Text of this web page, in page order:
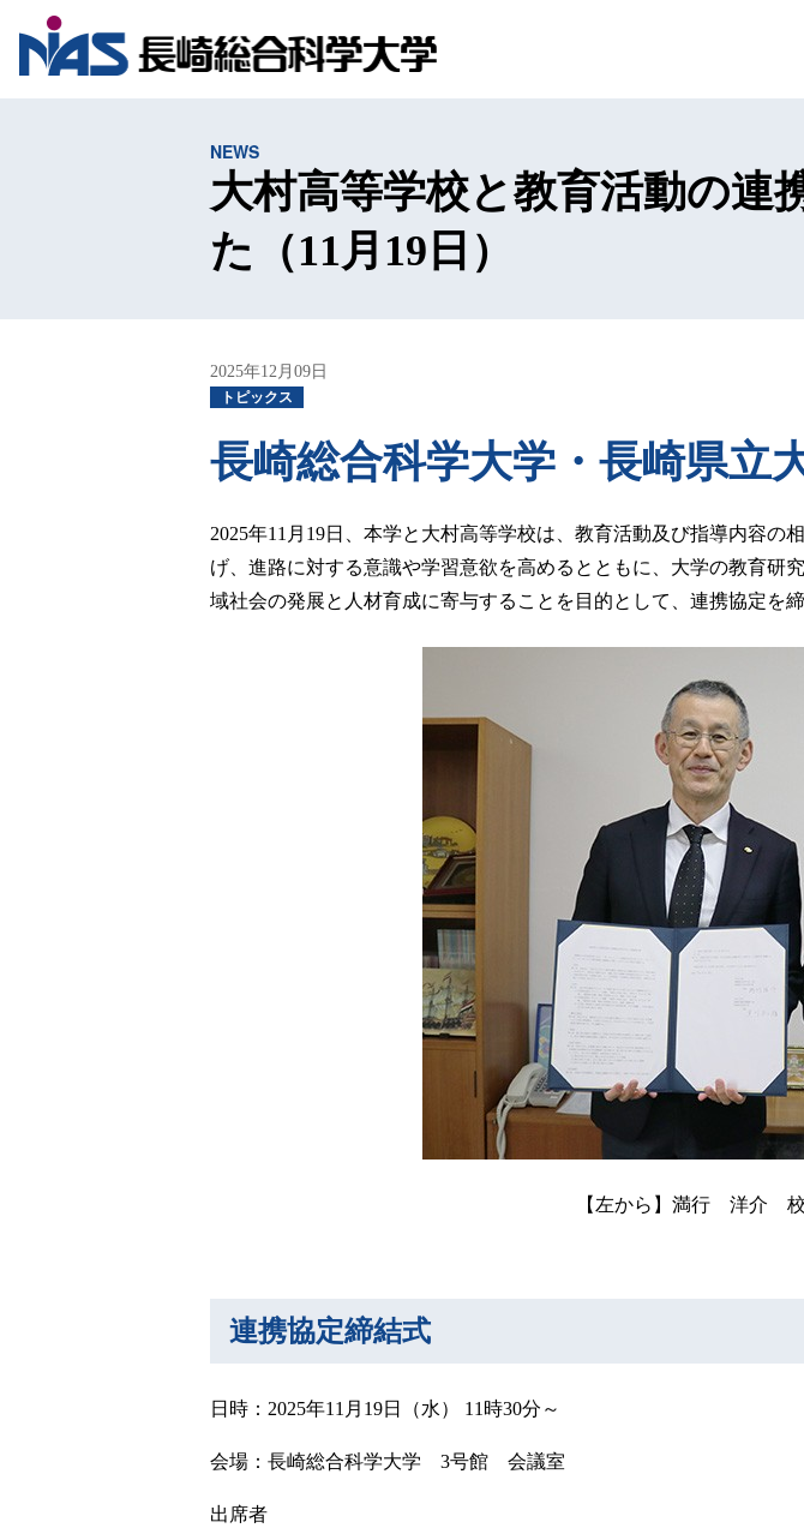
NEWS
大村高等学校と教育活動の連
た（11月19日）
2025年12月09日
トピックス
長崎総合科学大学・長崎県
2025年11月19日、本学と大村高等学校は、教育活動及び指導内容
げ、進路に対する意識や学習意欲を高めるとともに、大学の教育研
域社会の発展と人材育成に寄与することを目的として、連携協定を締
【左から】満行 洋
連携協定締結式
日時：2025年11月19日（水） 11時30分～
会場：長崎総合科学大学 3号館 会議室
出席者